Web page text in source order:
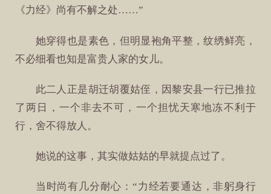
《力经》尚有不解之处……”
她穿得也是素色，但明显袍角平整，纹绣鲜亮，
不必细看也知是富贵人家的女儿。
此二人正是胡迁胡覆姑侄，因黎安县一行已推拉
了两日，一个非去不可，一个担忧天寒地冻不利于
行，舍不得放人。
她说的这事，其实做姑姑的早就提点过了。
当时尚有几分耐心：“力经若要通达，非躬身行